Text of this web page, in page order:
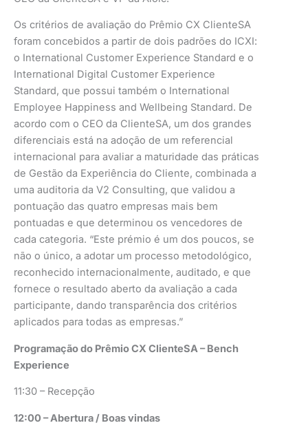
Os critérios de avaliação do Prêmio CX ClienteSA
foram concebidos a partir de dois padrões do ICXI:
o International Customer Experience Standard e o
International Digital Customer Experience
Standard, que possui também o International
Employee Happiness and Wellbeing Standard. De
acordo com o CEO da ClienteSA, um dos grandes
diferenciais está na adoção de um referencial
internacional para avaliar a maturidade das práticas
de Gestão da Experiência do Cliente, combinada a
uma auditoria da V2 Consulting, que validou a
pontuação das quatro empresas mais bem
pontuadas e que determinou os vencedores de
cada categoria. “Este prémio é um dos poucos, se
não o único, a adotar um processo metodológico,
reconhecido internacionalmente, auditado, e que
fornece o resultado aberto da avaliação a cada
participante, dando transparência dos critérios
aplicados para todas as empresas.”
Programação do Prêmio CX ClienteSA – Bench
Experience
11:30 – Recepção
12:00 – Abertura / Boas vindas